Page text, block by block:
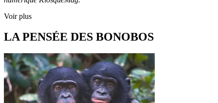
Voir plus
LA PENSÉE DES BONOBOS